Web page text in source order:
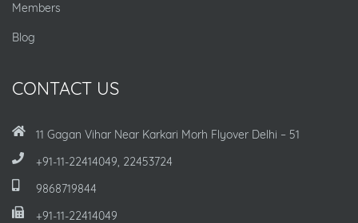
Members
Blog
CONTACT US
11 Gagan Vihar Near Karkari Morh Flyover Delhi – 51
+91-11-22414049, 22453724
9868719844
+91-11-22414049